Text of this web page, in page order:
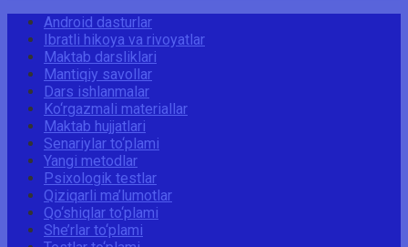
Android dasturlar
Ibratli hikoya va rivoyatlar
Maktab darsliklari
Mantiqiy savollar
Dars ishlanmalar
Ko‘rgazmali materiallar
Maktab hujjatlari
Senariylar to‘plami
Yangi metodlar
Psixologik testlar
Qiziqarli ma’lumotlar
Qo‘shiqlar to‘plami
She’rlar to‘plami